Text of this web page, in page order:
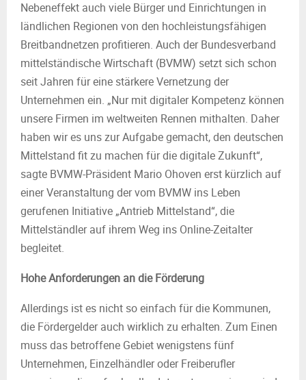
Nebeneffekt auch viele Bürger und Einrichtungen in
ländlichen Regionen von den hochleistungsfähigen
Breitbandnetzen profitieren. Auch der Bundesverband
mittelständische Wirtschaft (BVMW) setzt sich schon
seit Jahren für eine stärkere Vernetzung der
Unternehmen ein. „Nur mit digitaler Kompetenz können
unsere Firmen im weltweiten Rennen mithalten. Daher
haben wir es uns zur Aufgabe gemacht, den deutschen
Mittelstand fit zu machen für die digitale Zukunft“,
sagte BVMW-Präsident Mario Ohoven erst kürzlich auf
einer Veranstaltung der vom BVMW ins Leben
gerufenen Initiative „Antrieb Mittelstand“, die
Mittelständler auf ihrem Weg ins Online-Zeitalter
begleitet.
Hohe Anforderungen an die Förderung
Allerdings ist es nicht so einfach für die Kommunen,
die Fördergelder auch wirklich zu erhalten. Zum Einen
muss das betroffene Gebiet wenigstens fünf
Unternehmen, Einzelhändler oder Freiberufler